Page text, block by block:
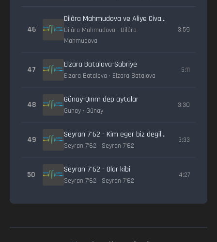
46
Dilâra Mahmudova ve Aliye Civan-Seni sevem
Dilâra Mahmudova • Dilâra
Mahmudova
3:59
47
Elzara Batalova-Sabriye
Elzara Batalova • Elzara Batalova
5:11
48
Günay-Qırım dep aytalar
Günay • Günay
3:30
49
Seyran 7'62 - Kim eger biz degil (edebiy variant)
Seyran 7'62 • Seyran 7'62
3:33
50
Seyran 7'62 - Olar kibi
Seyran 7'62 • Seyran 7'62
4:27